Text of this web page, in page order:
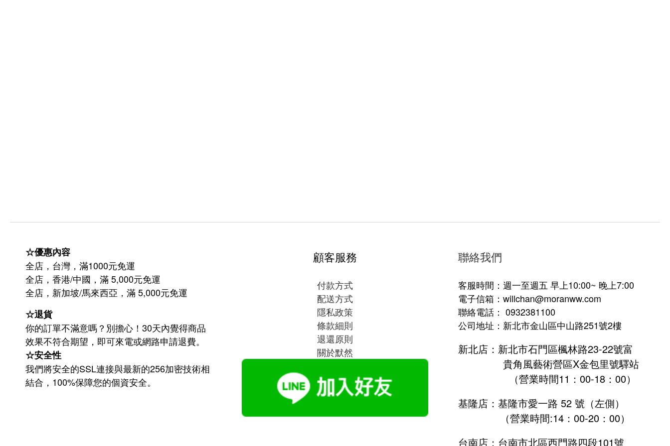
☆優惠內容
全店，台灣，滿1000元免運
全店，香港/中國，滿 5,000元免運
全店，新加坡/馬來西亞，滿 5,000元免運
☆退貨
你的訂單不滿意嗎？別擔心！30天內覺得商品
效果不符合期望，即可來電或網路申請退費。
☆安全性
我們將安全的SSL連接與最新的256加密技術相
結合，100%保障您的個資安全。
顧客服務
付款方式
配送方式
隱私政策
條款細則
退還原則
關於默然
聯絡我們
客服時間：週一至週五 早上10:00~ 晚上7:00
電子信箱：willchan@moranww.com
聯絡電話： 0932381100
公司地址：新北市金山區中山路251號2樓
新北店：新北市石門區楓林路23-22號富
貴角風藝術營區X金包里號驛站
（營業時間11：00-18：00）
基隆店：基隆市愛一路 52 號（左側）
（營業時間:14：00-20：00）
台南店：台南市北區西門路四段101號